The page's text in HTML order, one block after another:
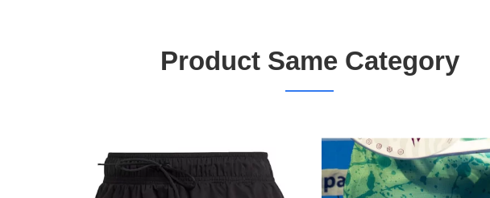
Product Same Category